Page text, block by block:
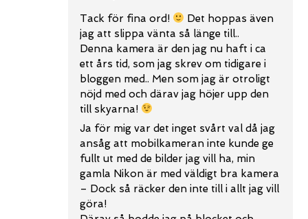
Tack för fina ord!
Det hoppas även
jag att slippa vänta så länge till..
Denna kamera är den jag nu haft i ca
ett års tid, som jag skrev om tidigare i
bloggen med.. Men som jag är otroligt
nöjd med och därav jag höjer upp den
till skyarna!
Ja för mig var det inget svårt val då jag
ansåg att mobilkameran inte kunde ge
fullt ut med de bilder jag vill ha, min
gamla Nikon är med väldigt bra kamera
– Dock så räcker den inte till i allt jag vill
göra!